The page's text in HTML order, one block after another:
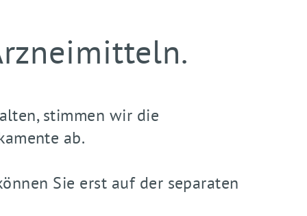
stimmen wir die
ab.
Sie erst auf der separaten